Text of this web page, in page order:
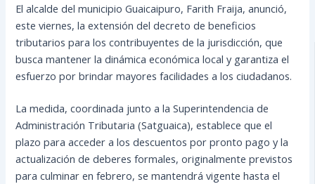
El alcalde del municipio Guaicaipuro, Farith Fraija, anunció,
este viernes, la extensión del decreto de beneficios
tributarios para los contribuyentes de la jurisdicción, que
busca mantener la dinámica económica local y garantiza el
esfuerzo por brindar mayores facilidades a los ciudadanos.
La medida, coordinada junto a la Superintendencia de
Administración Tributaria (Satguaica), establece que el
plazo para acceder a los descuentos por pronto pago y la
actualización de deberes formales, originalmente previstos
para culminar en febrero, se mantendrá vigente hasta el